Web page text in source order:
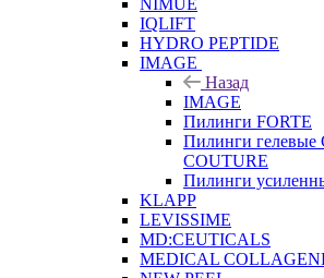
NIMUE
IQLIFT
HYDRO PEPTIDE
IMAGE
Назад
IMAGE
Пилинги FORTE
Пилинги
COUTURE
Пилинги
KLAPP
LEVISSIME
MD:CEUTICALS
MEDICAL